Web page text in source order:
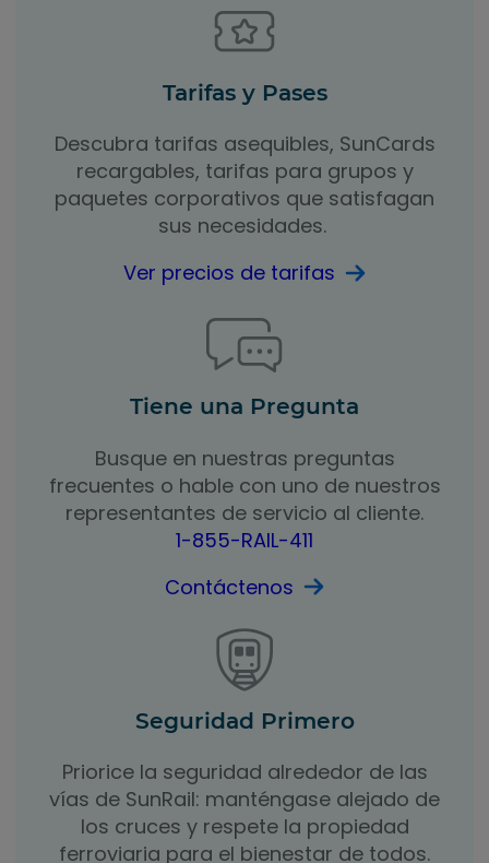
Tarifas y Pases
Descubra tarifas asequibles, SunCards
recargables, tarifas para grupos y
paquetes corporativos que satisfagan
sus necesidades.
Ver precios de tarifas
Tiene una Pregunta
Busque en nuestras preguntas
frecuentes o hable con uno de nuestros
representantes de servicio al cliente.
1-855-RAIL-411
Contáctenos
Seguridad Primero
Priorice la seguridad alrededor de las
vías de SunRail: manténgase alejado de
los cruces y respete la propiedad
ferroviaria para el bienestar de todos.